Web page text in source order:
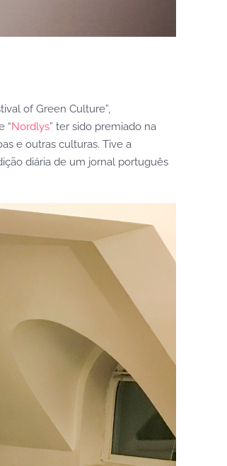
of Green Culture”,
“Nordlys” ter sido premiado na
e outras culturas. Tive a
diária de um jornal português